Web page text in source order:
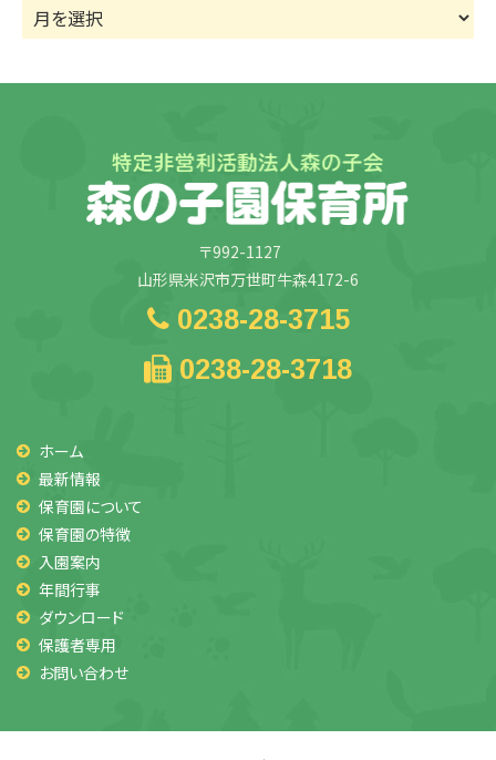
ー
〒992-1127
山形県米沢市万世町牛森4172-6
0238-28-3715
0238-28-3718
ホーム
最新情報
保育園について
保育園の特徴
入園案内
年間行事
ダウンロード
保護者専用
お問い合わせ